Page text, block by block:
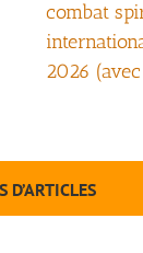
combat
2026
D’ARTICLES